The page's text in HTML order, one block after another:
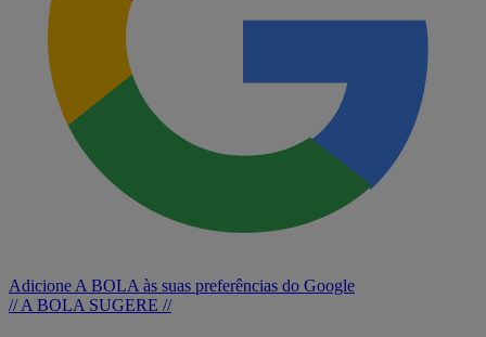
Adicione A BOLA às suas preferências do Google
// A BOLA SUGERE //